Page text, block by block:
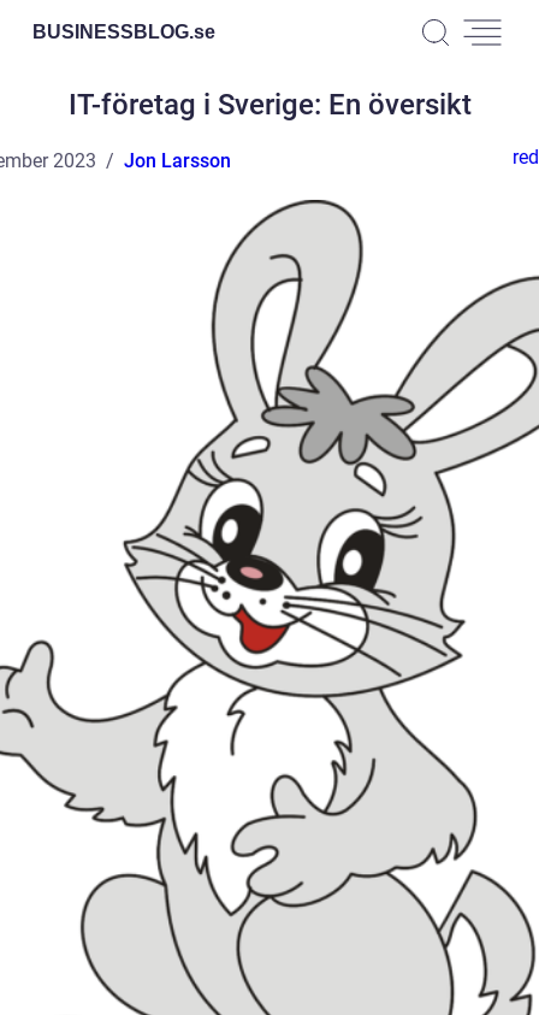
BUSINESSBLOG.se
IT-företag i Sverige: En översikt
2023 Jon Larsson